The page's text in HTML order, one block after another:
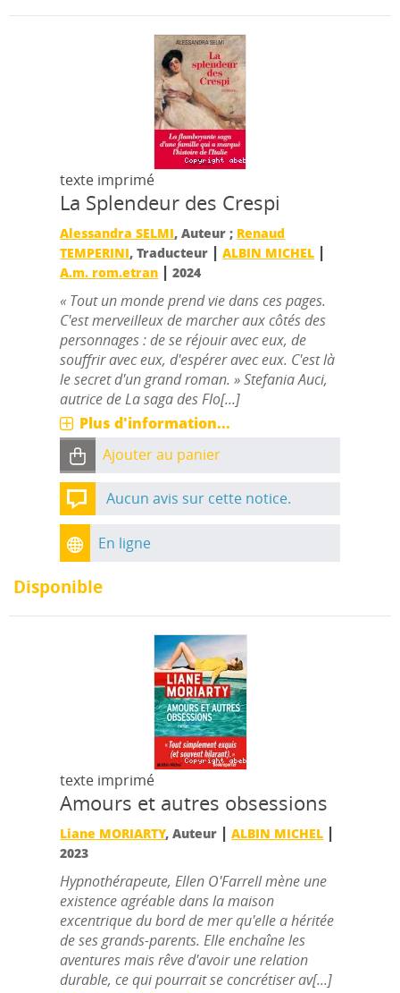
texte imprimé
La Splendeur des Crespi
Alessandra SELMI, Auteur ; Renaud
TEMPERINI, Traducteur |ALBIN MICHEL |
A.m. rom.etran |2024
« Tout un monde prend vie dans ces pages.
C'est merveilleux de marcher aux côtés des
personnages : de se réjouir avec eux, de
souffrir avec eux, d'espérer avec eux. C'est là
le secret d'un grand roman. » Stefania Auci,
autrice de La saga des Flo[...]
Plus d'information...
Ajouter au panier
Aucun avis sur cette notice.
En ligne
Disponible
texte imprimé
Amours et autres obsessions
Liane MORIARTY, Auteur |ALBIN MICHEL |
2023
Hypnothérapeute, Ellen O'Farrell mène une
existence agréable dans la maison
excentrique du bord de mer qu'elle a héritée
de ses grands-parents. Elle enchaîne les
aventures mais rêve d'avoir une relation
durable, ce qui pourrait se concrétiser av[...]